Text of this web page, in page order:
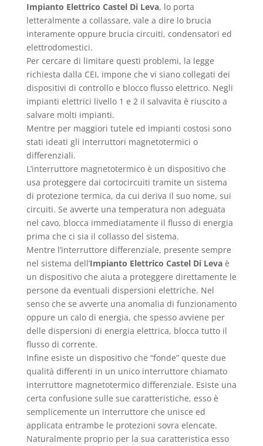
Impianto Elettrico Castel Di Leva, lo porta
letteralmente a collassare, vale a dire lo brucia
interamente oppure brucia circuiti, condensatori ed
elettrodomestici.
Per cercare di limitare questi problemi, la legge
richiesta dalla CEI, impone che vi siano collegati dei
dispositivi di controllo e blocco flusso elettrico. Negli
impianti elettrici livello 1 e 2 il salvavita è riuscito a
salvare molti impianti.
Mentre per maggiori tutele ed impianti costosi sono
stati ideati gli interruttori magnetotermici o
differenziali.
L’interruttore magnetotermico è un dispositivo che
usa proteggere dai cortocircuiti tramite un sistema
di protezione termica, da cui deriva il suo nome, sui
circuiti. Se avverte una temperatura non adeguata
nel cavo, blocca immediatamente il flusso di energia
prima che ci sia il collasso del sistema.
Mentre l’interruttore differenziale, presente sempre
nel sistema dell’Impianto Elettrico Castel Di Levaè
un dispositivo che aiuta a proteggere direttamente le
persone da eventuali dispersioni elettriche. Nel
senso che se avverte una anomalia di funzionamento
oppure un calo di energia, che spesso avviene per
delle dispersioni di energia elettrica, blocca tutto il
flusso di corrente.
Infine esiste un dispositivo che “fonde” queste due
qualità differenti in un unico interruttore chiamato
interruttore magnetotermico differenziale. Esiste una
certa confusione sulle sue caratteristiche, esso è
semplicemente un interruttore che unisce ed
applicata entrambe le protezioni sovra elencate.
Naturalmente proprio per la sua caratteristica esso